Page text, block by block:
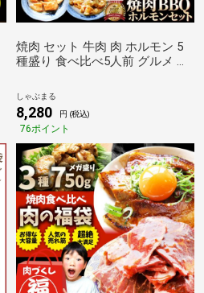
焼肉 セット 牛肉 肉 ホルモン 5
種盛り 食べ比べ5人前 グルメ 福
マチョウ アカセン しゃぶまる
しゃぶまる
8,280 円 (税込)
76ポイント